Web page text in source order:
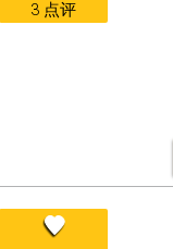
3 点评